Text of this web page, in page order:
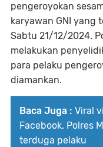
pengeroyokan
karyawan GNI yang
Sabtu 21/12/2024.
melakukan
para pelaku
diamankan.
Baca Juga : Viral
Facebook. Polres
terduga pelaku